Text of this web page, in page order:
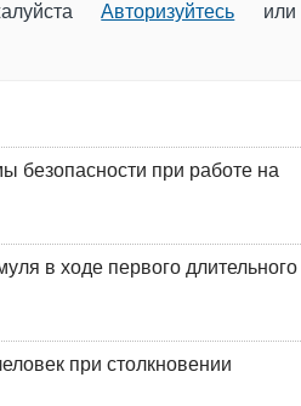
Авторизуйтесь или
безопасности при работе на
в ходе первого длительного
при столкновении